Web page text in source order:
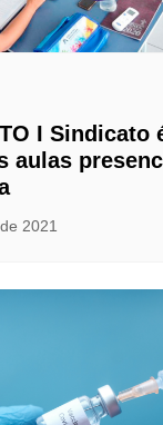
I Sindicato
aulas
2021